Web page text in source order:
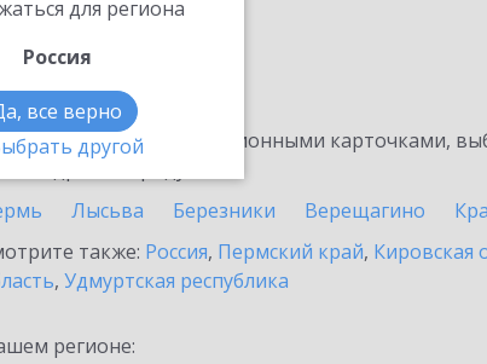
для региона
Россия
все верно
другой
Кудымкаре
с информационными карточками,
Лысьва Березники Верещагино
также: Россия, Пермский край, Кировская
, Удмуртская республика
регионе: